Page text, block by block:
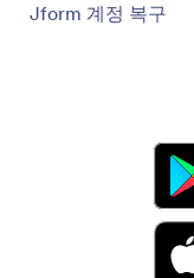
Jform 계정 복구